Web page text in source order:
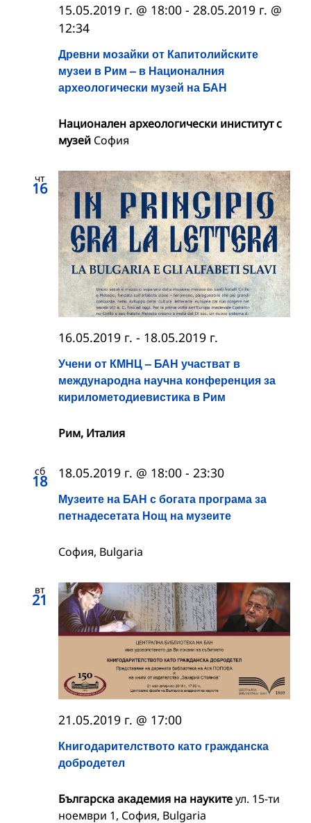
Древни мозайки от Капитолийските
музеи в Рим – в Националния
археологически музей на БАН
15.05.2019 г. @ 18:00 - 28.05.2019 г. @
12:34
Национален археологически иниститут с
музей София
чт
16
Учени от КМНЦ – БАН участват в
международна научна конференция за
кирилометодиевистика в Рим
16.05.2019 г. - 18.05.2019 г.
Рим, Италия
сб
18
Музеите на БАН с богата програма за
петнадесетата Нощ на музеите
18.05.2019 г. @ 18:00 - 23:30
София, Bulgaria
вт
21
Книгодарителството като гражданска
добродетел
21.05.2019 г. @ 17:00
Българска академия на наукитеул. 15-ти
ноември 1, София, Bulgaria